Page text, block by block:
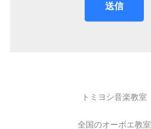
送信
トミヨシ音楽教室
全国のオーボエ教室